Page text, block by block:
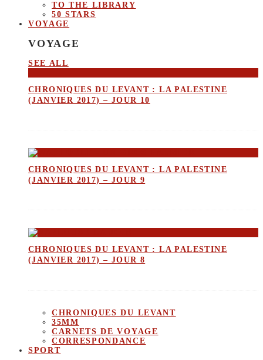
TO THE LIBRARY
50 STARS
VOYAGE
VOYAGE
SEE ALL
CHRONIQUES DU LEVANT : LA PALESTINE
(JANVIER 2017) – JOUR 10
CHRONIQUES DU LEVANT : LA PALESTINE
(JANVIER 2017) – JOUR 9
CHRONIQUES DU LEVANT : LA PALESTINE
(JANVIER 2017) – JOUR 8
CHRONIQUES DU LEVANT
35MM
CARNETS DE VOYAGE
CORRESPONDANCE
SPORT